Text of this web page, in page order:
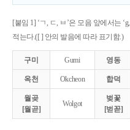
[붙임 1] ‘ㄱ, ㄷ, ㅂ’은 모음 앞에서는
적는다.([ ] 안의 발음에 따라 표기함.)
구미 Gumi 영동
옥천 Okcheon 합덕
월곶
[월곧]
Wolgot
벚꽃
[벋꼳]